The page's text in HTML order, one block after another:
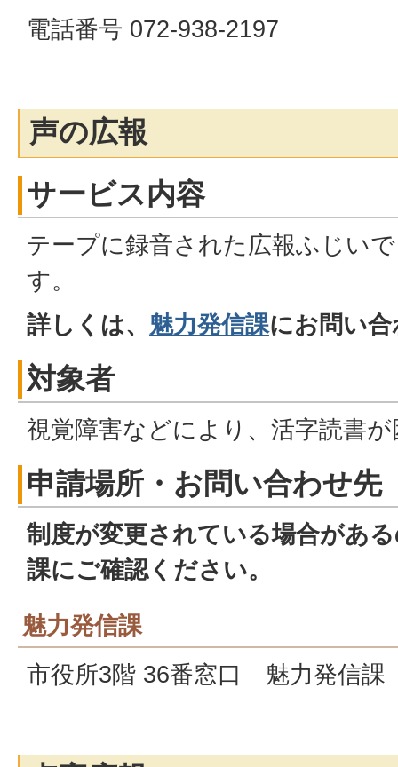
電話番号 072-938-2197
声の広報
サービス内容
テープに録音された広報ふじい
す。
詳しくは、 魅力発信課にお問い
対象者
視覚障害などにより、活字読書
申請場所・お問い合わせ先
制度が変更されている場合があ
課にご確認ください。
魅力発信課
市役所3階 36番窓口 魅力発信課